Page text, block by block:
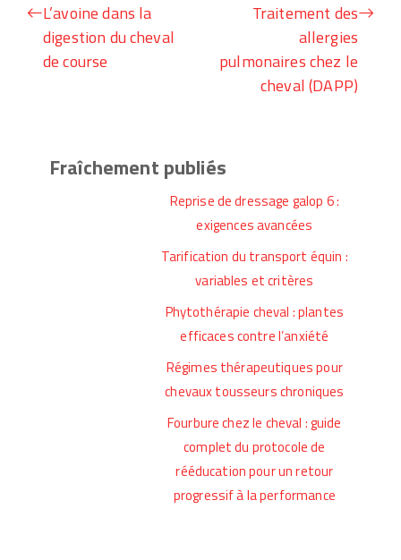
L’avoine dans la
digestion du cheval
de course
Traitement des
allergies
pulmonaires chez le
cheval (DAPP)
Fraîchement publiés
Reprise de dressage galop 6 :
exigences avancées
Tarification du transport équin :
variables et critères
Phytothérapie cheval : plantes
efficaces contre l’anxiété
Régimes thérapeutiques pour
chevaux tousseurs chroniques
Fourbure chez le cheval : guide
complet du protocole de
rééducation pour un retour
progressif à la performance